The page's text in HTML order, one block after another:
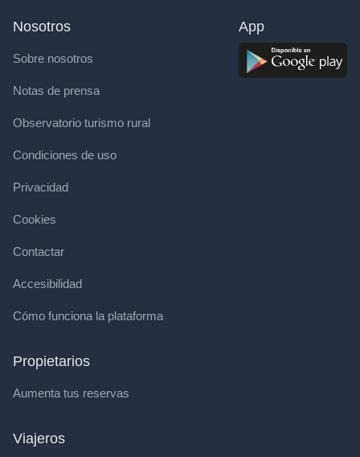
Nosotros
Sobre nosotros
Notas de prensa
Observatorio turismo rural
Condiciones de uso
Privacidad
Cookies
Contactar
Accesibilidad
Cómo funciona la plataforma
Propietarios
Aumenta tus reservas
Viajeros
App